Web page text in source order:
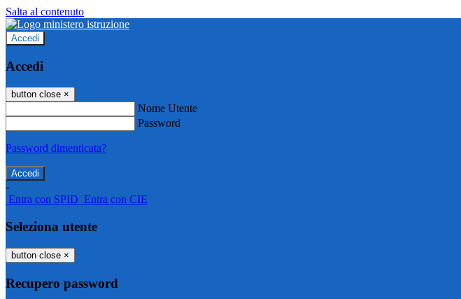
Salta al contenuto
Accedi
Accedi
button close ×
Nome Utente
Password
Password dimenticata?
-
Entra con SPID Entra con CIE
Seleziona utente
button close ×
Recupero password